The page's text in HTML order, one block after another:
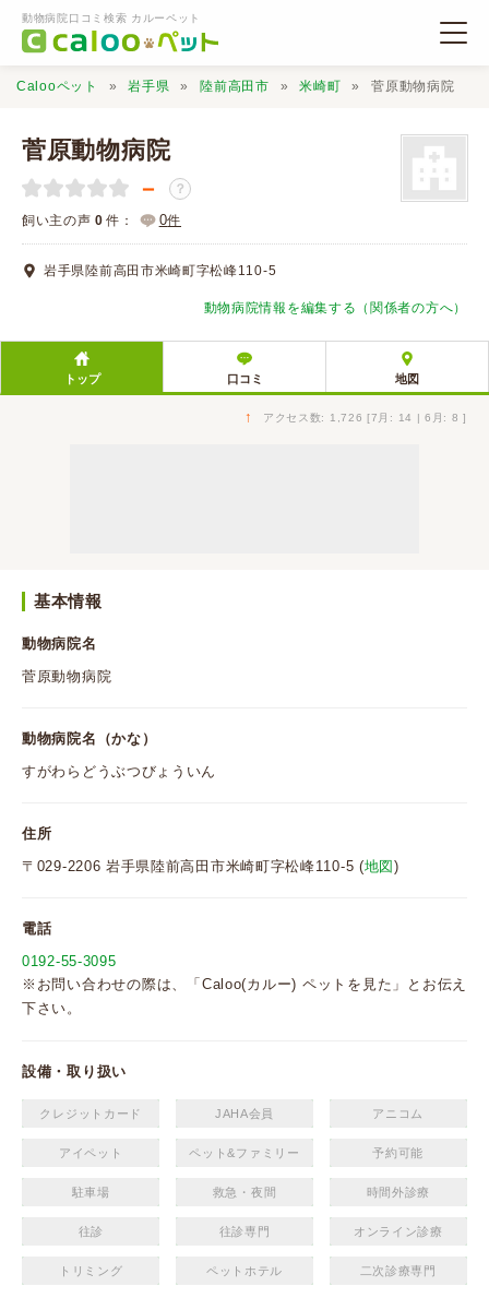
動物病院口コミ検索 カルーペット
動物病院検索
口コミ検索
Calooペットとは？
Calooペット 岩手県 陸前高田市 米崎町 菅原動物病院
菅原動物病院
－ ？
飼い主の声 0 件： 0件
岩手県陸前高田市米崎町字松峰110-5
動物病院情報を編集する（関係者の方へ）
トップ 口コミ 地図
↑ アクセス数: 1,726 [7月: 14 | 6月: 8 ]
基本情報
動物病院名
菅原動物病院
動物病院名（かな）
すがわらどうぶつびょういん
住所
〒029-2206 岩手県陸前高田市米崎町字松峰110-5 (地図)
電話
0192-55-3095
※お問い合わせの際は、「Caloo(カルー) ペットを見た」とお伝え
下さい。
設備・取り扱い
クレジットカード JAHA会員 アニコム
アイペット ペット&ファミリー 予約可能
駐車場 救急・夜間 時間外診療
往診 往診専門 オンライン診療
トリミング ペットホテル 二次診療専門